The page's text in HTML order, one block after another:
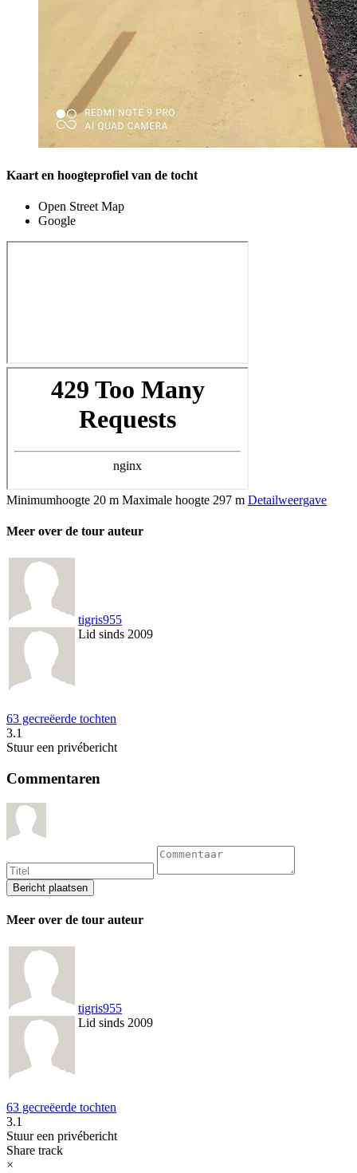
Kaart en hoogteprofiel van de tocht
Open Street Map
Google
Minimumhoogte 20 m Maximale hoogte 297 m Detailweergave
Meer over de tour auteur
tigris955
Lid sinds 2009
63 gecreëerde tochten
3.1
Stuur een privébericht
Commentaren
Meer over de tour auteur
tigris955
Lid sinds 2009
63 gecreëerde tochten
3.1
Stuur een privébericht
Share track
×